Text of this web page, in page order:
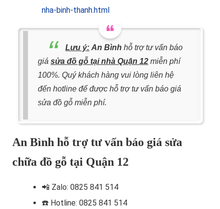
nha-binh-thanh.html
Lưu ý: An Bình hỗ trợ tư vấn báo
giá sửa đồ gỗ tại nhà Quận 12 miễn phí
100%. Quý khách hàng vui lòng liên hệ
đến hotline để được hỗ trợ tư vấn báo giá
sửa đồ gỗ miễn phí.
An Bình hỗ trợ tư vấn báo giá sửa
chữa đồ gỗ tại Quận 12
📲 Zalo: 0825 841 514
☎️ Hotline: 0825 841 514